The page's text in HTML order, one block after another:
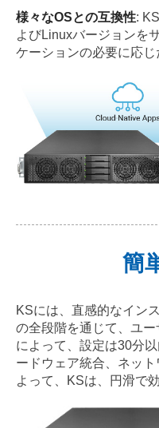
様々なOSとの互換性:
よびLinuxバージョンを
ケーションの必要に応じ
簡
KSには、直感的なイン
の全段階を通じて、ユ
によって、設定は30分
ードウェア統合、ネッ
よって、KSは、円滑で